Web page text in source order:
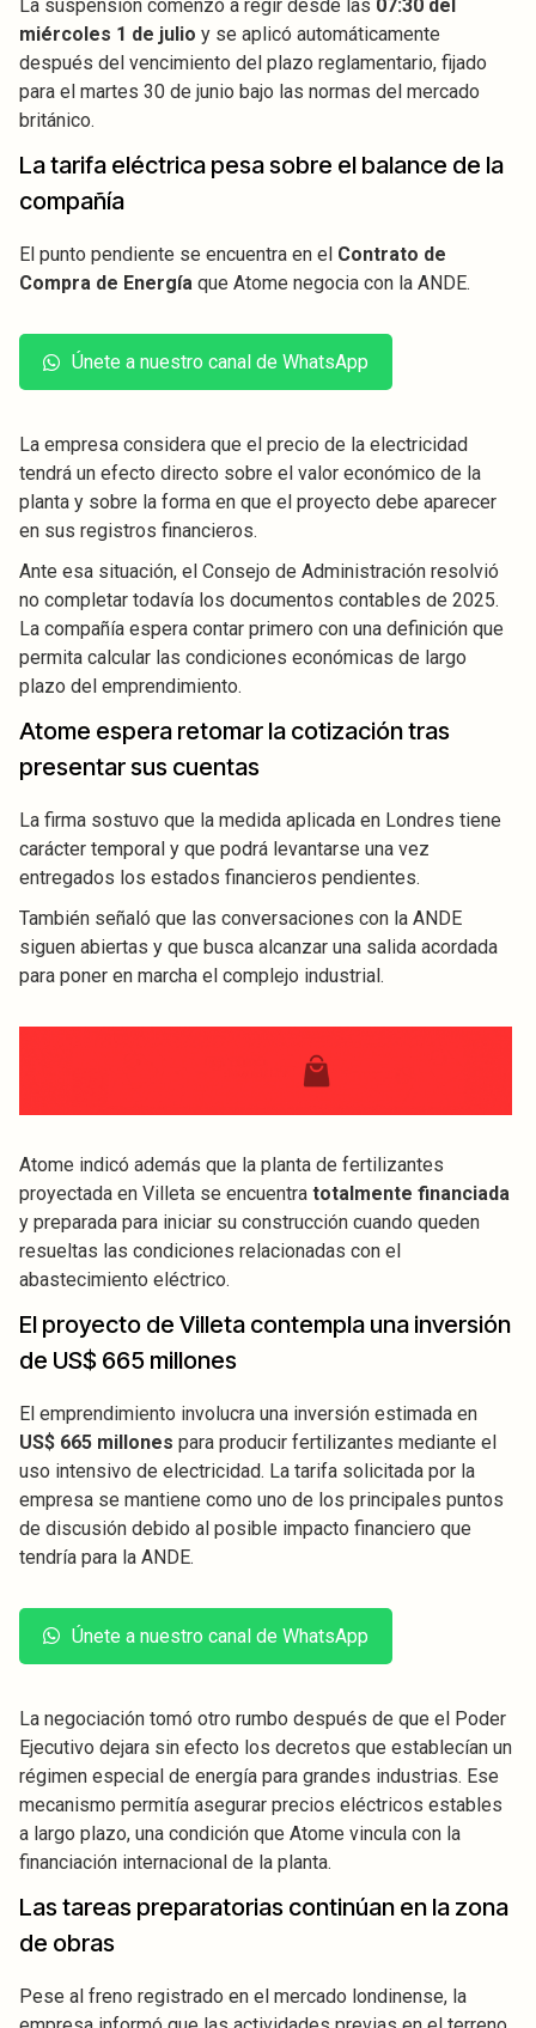
La suspensión comenzó a regir desde las 07:30 del
miércoles 1 de julio y se aplicó automáticamente
después del vencimiento del plazo reglamentario, fijado
para el martes 30 de junio bajo las normas del mercado
británico.
La tarifa eléctrica pesa sobre el balance de la
compañía
El punto pendiente se encuentra en el Contrato de
Compra de Energía que Atome negocia con la ANDE.
Únete a nuestro canal de WhatsApp
La empresa considera que el precio de la electricidad
tendrá un efecto directo sobre el valor económico de la
planta y sobre la forma en que el proyecto debe aparecer
en sus registros financieros.
Ante esa situación, el Consejo de Administración resolvió
no completar todavía los documentos contables de 2025.
La compañía espera contar primero con una definición que
permita calcular las condiciones económicas de largo
plazo del emprendimiento.
Atome espera retomar la cotización tras
presentar sus cuentas
La firma sostuvo que la medida aplicada en Londres tiene
carácter temporal y que podrá levantarse una vez
entregados los estados financieros pendientes.
También señaló que las conversaciones con la ANDE
siguen abiertas y que busca alcanzar una salida acordada
para poner en marcha el complejo industrial.
Atome indicó además que la planta de fertilizantes
proyectada en Villeta se encuentra totalmente financiada
y preparada para iniciar su construcción cuando queden
resueltas las condiciones relacionadas con el
abastecimiento eléctrico.
El proyecto de Villeta contempla una inversión
de US$ 665 millones
El emprendimiento involucra una inversión estimada en
US$ 665 millones para producir fertilizantes mediante el
uso intensivo de electricidad. La tarifa solicitada por la
empresa se mantiene como uno de los principales puntos
de discusión debido al posible impacto financiero que
tendría para la ANDE.
Únete a nuestro canal de WhatsApp
La negociación tomó otro rumbo después de que el Poder
Ejecutivo dejara sin efecto los decretos que establecían un
régimen especial de energía para grandes industrias. Ese
mecanismo permitía asegurar precios eléctricos estables
a largo plazo, una condición que Atome vincula con la
financiación internacional de la planta.
Las tareas preparatorias continúan en la zona
de obras
Pese al freno registrado en el mercado londinense, la